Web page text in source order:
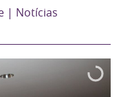
| Notícias